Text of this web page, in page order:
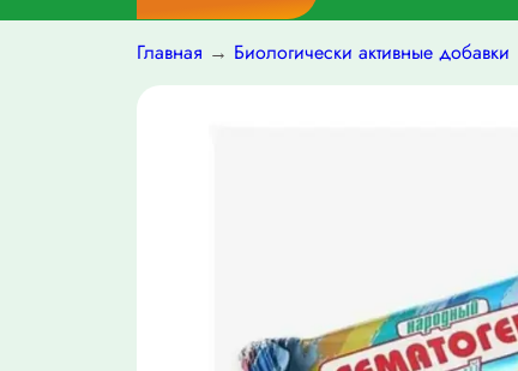
Главная → Биологически активные добавки